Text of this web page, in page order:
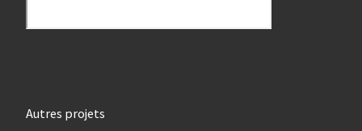
Autres projets